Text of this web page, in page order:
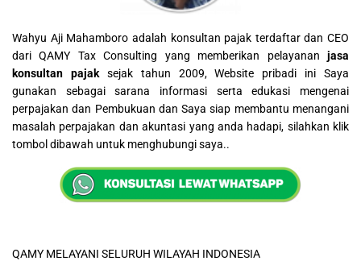
Wahyu Aji Mahamboro adalah konsultan pajak terdaftar dan CEO
dari QAMY Tax Consulting yang memberikan pelayanan jasa
konsultan pajaksejak tahun 2009, Website pribadi ini Saya
gunakan sebagai sarana informasi serta edukasi mengenai
perpajakan dan Pembukuan dan Saya siap membantu menangani
masalah perpajakan dan akuntasi yang anda hadapi, silahkan klik
tombol dibawah untuk menghubungi saya..
QAMY MELAYANI SELURUH WILAYAH INDONESIA